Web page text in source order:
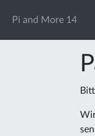
Pi and More 14